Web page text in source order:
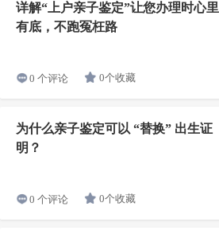
详解“上户亲子鉴定”让您办理时心里
有底，不跑冤枉路
0 个评论 0个收藏
为什么亲子鉴定可以 “替换” 出生证
明？
0 个评论 0个收藏